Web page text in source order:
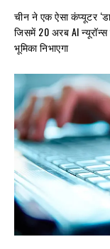
चीन ने एक ऐसा कंप्यूटर
जिसमें 20 अरब AI
भूमिका निभाएगा